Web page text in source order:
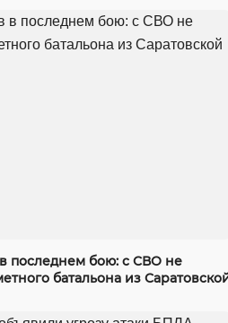
последнем бою: с СВО не
батальона из